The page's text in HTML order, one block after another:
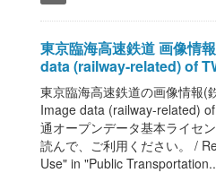
東京臨海高速鉄道 画像情
data (railway-related) of
東京臨海高速鉄道の画像情報(
Image data (railway-related)
通オープンデータ基本ライセ
読んで、ご利用ください。 /
Use" in "Public